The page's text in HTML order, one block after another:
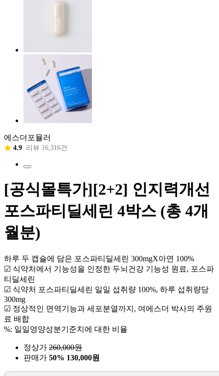
에스더포뮬러
4.9 리뷰 16,316건
[공식몰특가][2+2] 인지력개선
포스파티딜세린 4박스 (총 4개
월분)
하루 두 캡슐에 담은 포스파티딜세린 300mgX아연 100%
☑ 식약처에서 기능성을 인정한 두뇌건강 기능성 원료, 포스파
티딜세린
☑ 식약처 포스파티딜세린 일일 섭취량 100%, 하루 섭취량당
300mg
☑ 정상적인 면역기능과 세포분열까지, 여에스더 박사의 주원
료 배합
%: 일일영양성분기준치에 대한 비율
정상가 260,000원
판매가 50% 130,000원